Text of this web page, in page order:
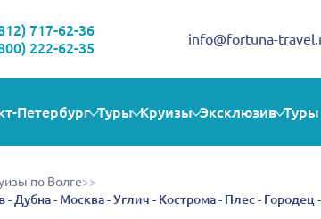
себе увлекательную поездку? Могу
717-62-36
222-62-35
info@fortuna-
Петербург Туры Круизы Эксклюзив Туры
по Волге>>
Дубна - Москва - Углич - Кострома - Плес -